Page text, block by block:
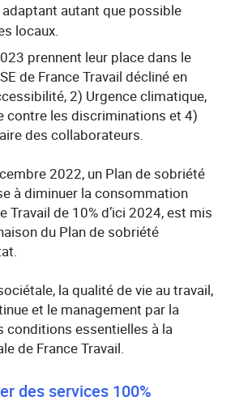
adaptant autant que possible
locaux.
prennent leur place dans le
de France Travail décliné en
2) Urgence climatique,
contre les discriminations et 4)
des collaborateurs.
2022, un Plan de sobriété
à diminuer la consommation
Travail de 10% d’ici 2024, est mis
du Plan de sobriété
la qualité de vie au travail,
et le management par la
conditions essentielles à la
de France Travail.
des services 100%